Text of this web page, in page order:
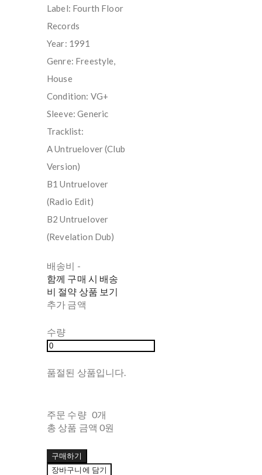
Label: Fourth Floor
Records
Year: 1991
Genre: Freestyle,
House
Condition: VG+
Sleeve: Generic
Tracklist:
A Untruelover (Club
Version)
B1 Untruelover
(Radio Edit)
B2 Untruelover
(Revelation Dub)
배송비 -
함께 구매 시 배송
비 절약 상품 보기
추가 금액
수량
품절된 상품입니다.
주문 수량 0개
총 상품 금액 0원
구매하기
장바구니에 담기